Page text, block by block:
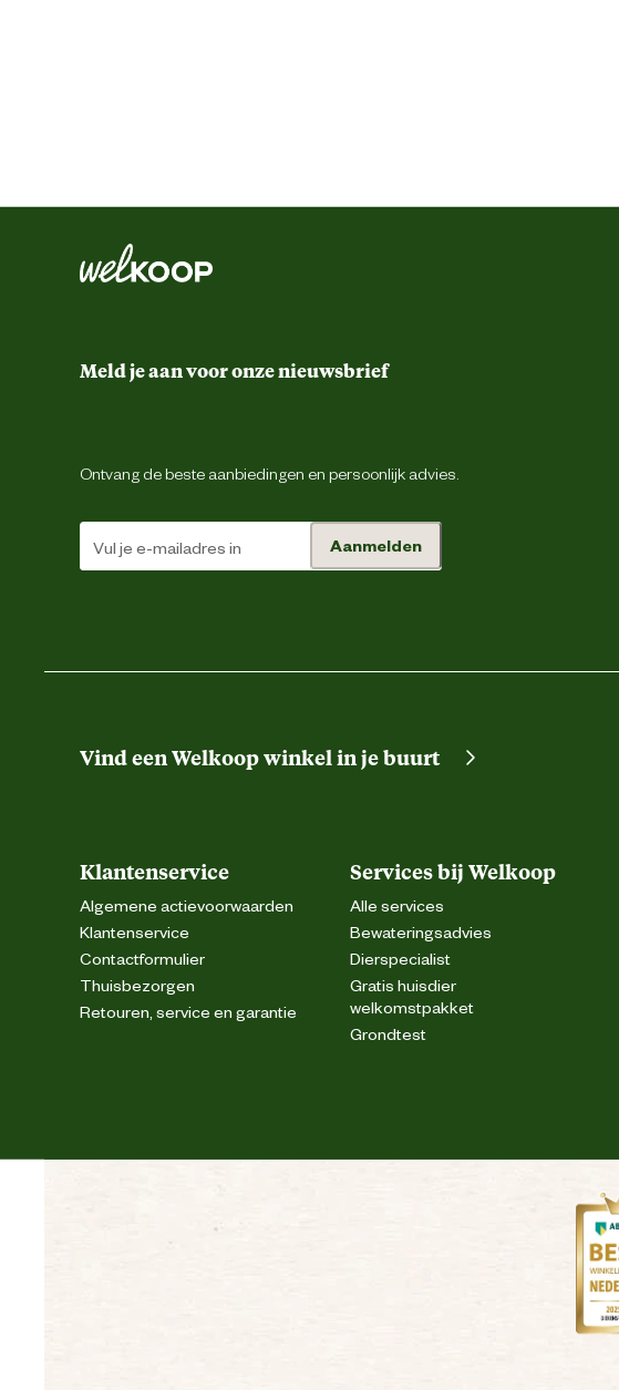
Meld je aan voor onze nieuwsbrief
Ontvang de beste aanbiedingen en persoonlijk advies.
Aanmelden
Vind een Welkoop winkel in je buurt
Klantenservice
Algemene actievoorwaarden
Klantenservice
Contactformulier
Thuisbezorgen
Retouren, service en garantie
Services bij Welkoop
Alle services
Bewateringsadvies
Dierspecialist
Gratis huisdier
welkomstpakket
Grondtest